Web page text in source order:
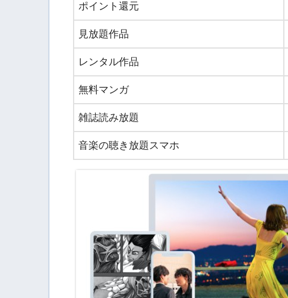
ポイント還元
見放題作品
レンタル作品
無料マンガ
雑誌読み放題
音楽の聴き放題スマホ